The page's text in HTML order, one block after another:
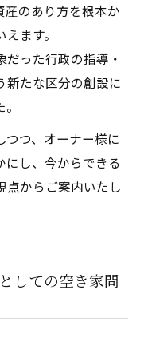
産のあり方を根本か
ます。
った行政の指導・
新たな区分の創設に
つ、オーナー様に
にし、今からできる
点からご案内いたし
しての空き家問